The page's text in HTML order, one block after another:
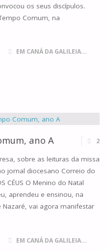
os seus discípulos.
Comum, na
EM CANÁ DA GALILEIA...
ano A 2
sobre as leituras da missa
jornal diocesano Correio do
CÉUS O Menino do Natal
aprendeu e ensinou, na
vai agora manifestar
EM CANÁ DA GALILEIA...